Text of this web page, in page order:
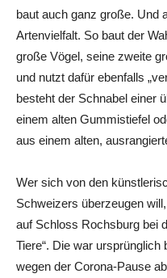
baut auch ganz große. Und
Artenvielfalt. So baut der
große Vögel, seine zweite
und nutzt dafür ebenfalls
besteht der Schnabel einer
einem alten Gummistiefel
aus einem alten,
Wer sich von den
Schweizers überzeugen
auf Schloss Rochsburg bei
Tiere“. Die war
wegen der Corona-Pause